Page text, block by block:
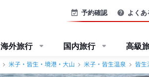
予約確認 よく
海外旅行 国内旅行 高級
米子・皆生・境港・大山 米子・皆生温泉 皆生